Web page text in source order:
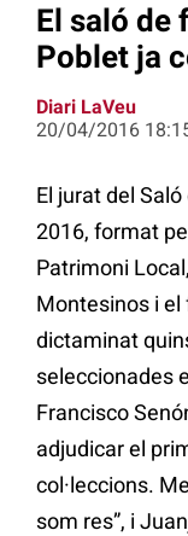
El saló de
Poblet ja
Diari LaVeu
20/04/2016
El jurat del
2016, format
Patrimoni
Montesinos i el
dictaminat
seleccionades
Francisco
adjudicar el
col·leccions.
som res”, i